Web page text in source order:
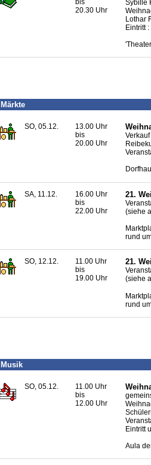
20.30 Uhr
Sybille
Lothar
Eintritt
Märkte
SO, 05.12.
13.00 Uhr
bis
20.00 Uhr
SA, 11.12.
16.00 Uhr
bis
22.00 Uhr
21.
(siehe
rund
SO, 12.12.
11.00 Uhr
bis
19.00 Uhr
21.
(siehe
rund
Musik
SO, 05.12.
11.00 Uhr
bis
12.00 Uhr
Eintritt
Aula